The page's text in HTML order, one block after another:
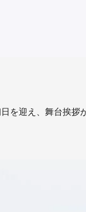
を迎え、舞台挨拶